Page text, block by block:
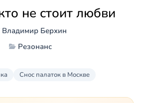
не стоит любви
Владимир Берхин
Резонанс
Снос палаток в Москве